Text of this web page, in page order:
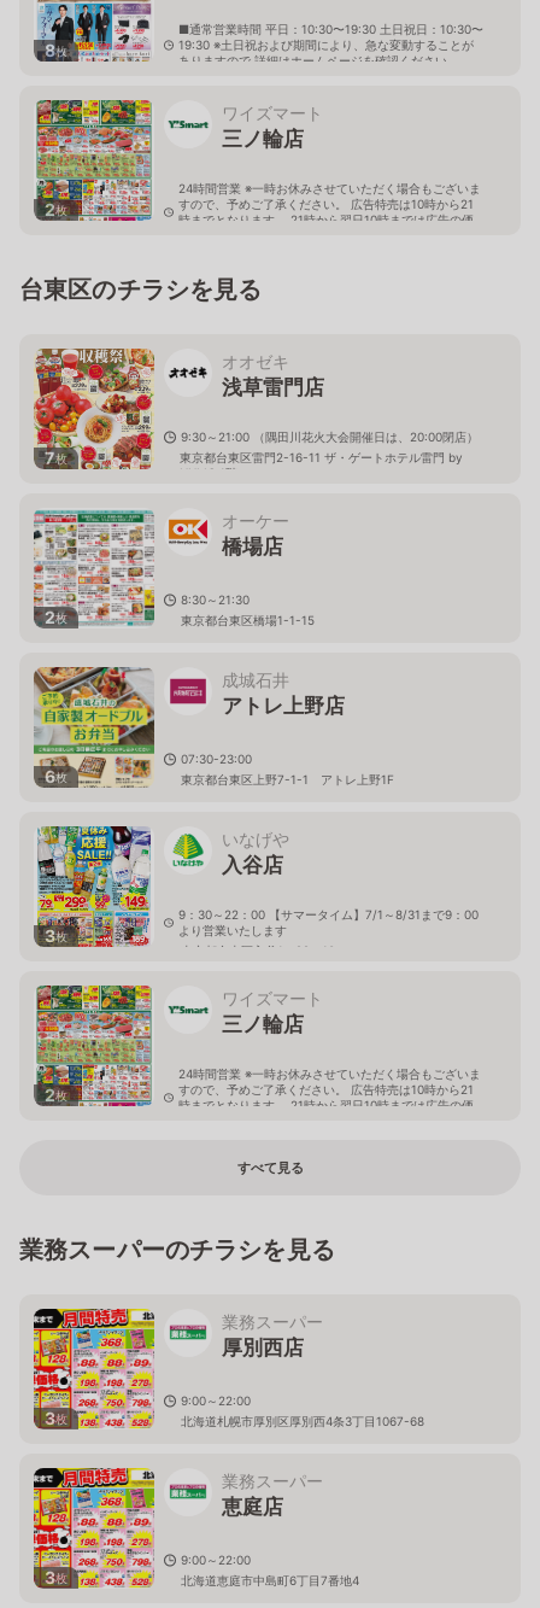
8枚
■通常営業時間 平日：10:30〜19:30 土日祝日：10:30〜
19:30 ※土日祝および期間により、急な変動することが
ありますので 詳細はホームページを確認ください
2枚
ワイズマート
三ノ輪店
24時間営業 ※一時お休みさせていただく場合もございま
すので、予めご了承ください。 広告特売は10時から21
時までとなります。 21時から翌日10時までは広告の価
台東区のチラシを見る
7枚
オオゼキ
浅草雷門店
9:30～21:00 （隅田川花火大会開催日は、20:00閉店）
東京都台東区雷門2-16-11 ザ・ゲートホテル雷門 by
HULIC 1階
2枚
オーケー
橋場店
8:30～21:30
東京都台東区橋場1-1-15
6枚
成城石井
アトレ上野店
07:30-23:00
東京都台東区上野7-1-1 アトレ上野1F
3枚
いなげや
入谷店
9：30～22：00 【サマータイム】7/1～8/31まで9：00
より営業いたします
東京都台東区入谷1－22－10
2枚
ワイズマート
三ノ輪店
24時間営業 ※一時お休みさせていただく場合もございま
すので、予めご了承ください。 広告特売は10時から21
時までとなります。 21時から翌日10時までは広告の価
すべて見る
業務スーパーのチラシを見る
3枚
業務スーパー
厚別西店
9:00～22:00
北海道札幌市厚別区厚別西4条3丁目1067-68
3枚
業務スーパー
恵庭店
9:00～22:00
北海道恵庭市中島町6丁目7番地4